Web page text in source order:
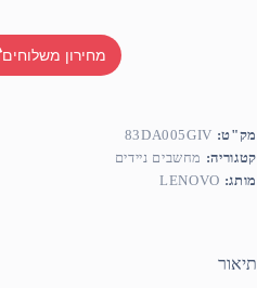
מחירון משלוחים
מק"ט: 83DA005GIV
קטגוריה: מחשבים ניידים
מותג: LENOVO
תיאור